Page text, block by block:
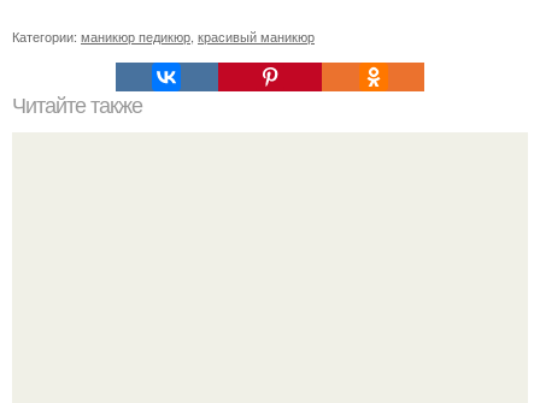
Категории: маникюр педикюр красивый маникюр
Читайте также